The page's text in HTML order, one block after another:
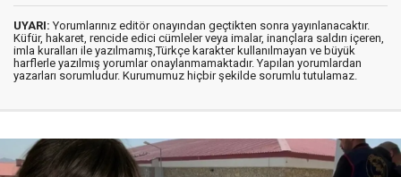
UYARI: Yorumlarınız editör onayından geçtikten sonra yayınlanacaktır.
Küfür, hakaret, rencide edici cümleler veya imalar, inançlara saldırı içeren,
imla kuralları ile yazılmamış,Türkçe karakter kullanılmayan ve büyük
harflerle yazılmış yorumlar onaylanmamaktadır. Yapılan yorumlardan
yazarları sorumludur. Kurumumuz hiçbir şekilde sorumlu tutulamaz.